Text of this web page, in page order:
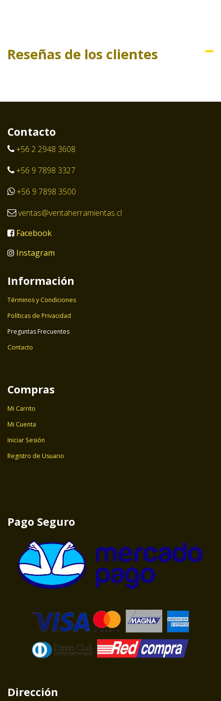
Reseñas de los clientes
Contacto
+56 2 2948 3608
+56 9 7898 3327
+56 9 7898 3500
ventas@ventaherramientas.cl
Facebook
Instagram
Información
Términos y Condiciones
Políticas de Privacidad
Preguntas Frecuentes
Contacto
Compras
Mi Carrito
Mi Cuenta
Iniciar Sesión
Registro de Usuario
Pago Seguro
Dirección